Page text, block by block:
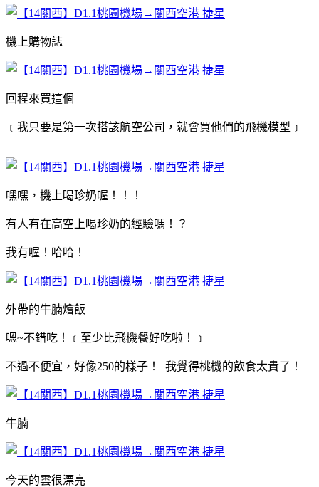
機上購物誌
回程來買這個
﹝我只要是第一次搭該航空公司，就會買他們的飛機模型﹞
嘿嘿，機上喝珍奶喔！！！
有人有在高空上喝珍奶的經驗嗎！？
我有喔！哈哈！
外帶的牛腩燴飯
嗯~不錯吃！﹝至少比飛機餐好吃啦！﹞
不過不便宜，好像250的樣子！ 我覺得桃機的飲食太貴了！
牛腩
今天的雲很漂亮